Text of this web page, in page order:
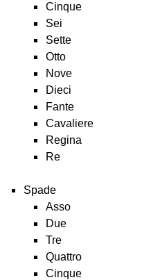
Cinque
Sei
Sette
Otto
Nove
Dieci
Fante
Cavaliere
Regina
Re
Spade
Asso
Due
Tre
Quattro
Cinque